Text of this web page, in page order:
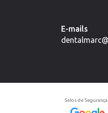
E-mails
Selos de Segurança